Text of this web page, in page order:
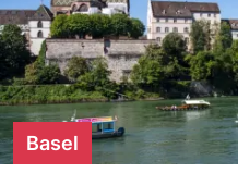
Basel